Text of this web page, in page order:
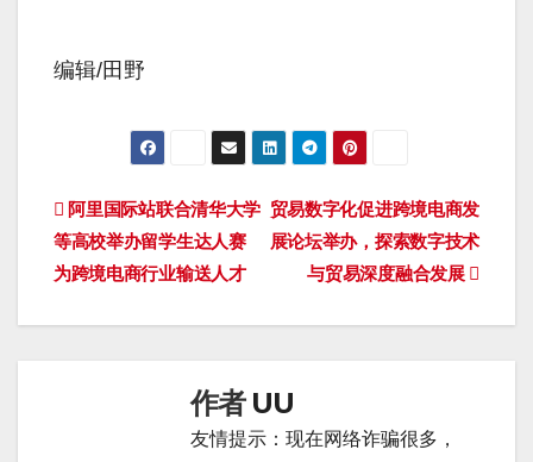
编辑/田野
文
章
导
贸易数字化促进跨境电商发
展论坛举办，探索数字技术
与贸易深度融合发展
阿里国际站联合清华大学
等高校举办留学生达人赛
为跨境电商行业输送人才
作者 UU
友情提示：现在网络诈骗很多，